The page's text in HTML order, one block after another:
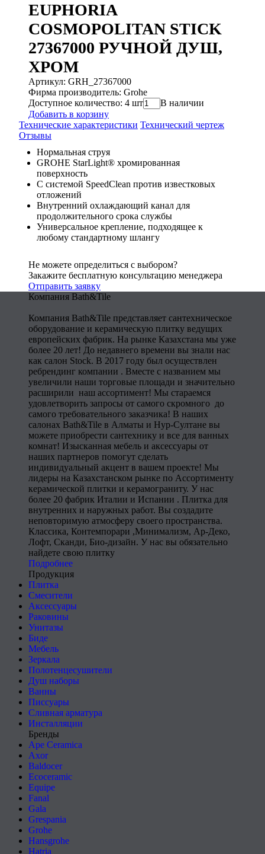
EUPHORIA
COSMOPOLITAN STICK
27367000 РУЧНОЙ ДУШ,
ХРОМ
Артикул: GRH_27367000
Фирма производитель: Grohe
Доступное количество: 4 шт
В наличии
Добавить в корзину
Технические характеристики Технический чертеж
Отзывы
Нормальная струя
GROHE StarLight® хромированная
поверхность
С системой SpeedClean против известковых
отложений
Внутренний охлаждающий канал для
продолжительного срока службы
Универсальное крепление, подходящее к
любому стандартному шлангу
Не можете определиться с выбором?
Закажите бесплатную консультацию менеджера
Отправить заявку
Компания Bath&Tile
Компания Bath&Tile представляет сантехническое
оборудование и керамическую плитку ведущих
европейских фабрик. На рынке Казахстана мы уже
более 20 лет! До недавнего времени вы знали нас
как салон Stock. В 2017 году был осуществлен
ребрендинг компании . Вместе с названием мы
увеличили наши торговые площади и значительно
расширили наш ассортимент! Мы стараемся
удовлетворить запросы от самого скромного до
самого требовательного заказчика! В наших
салонах Bath&Tile в Алматы и Нур-Султане вы
можете приобрести сантехнику и все для ванных
комнат! Изысканная мебель и аксессуары от
наших партнеров помогут сделать
индивидуальный акцент в вашем проекте! Мы
лидеры на Казахстанском рынке по Ассортименту
керамической плитки и керамограниту. У нас
более 20 фабрик Италии и Испании . Плитка для
внутренних и наружных работ. Вы создадите
неповторимую атмосферу своего пространства.
Классика, Контемпорари ,Минимализм, Ар-Деко,
Лофт, Сканди, Био-дизайн. У нас вы обязательно
найдете свою плитку
Подробнее
Продукция
Плитка
Смесители
Аксессуары
Раковины
Унитазы
Биде
Мебель
Зеркала
Полотенцесушители
Душ наборы
Ванны
Писсуары
Сливная арматура
Инсталляции
Бренды
Ape Ceramica
Axor
Baldocer
Ecoceramic
Equipe
Fanal
Gala
Grespania
Grohe
Hansgrohe
Hatria